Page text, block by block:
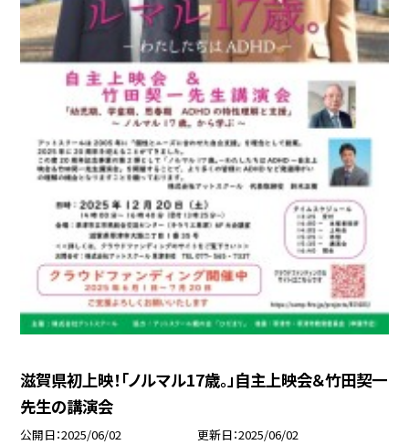
滋賀県初上映！「ノルマル17歳。」自主上映会＆竹田契一
先生の講演会
公開日 2025/06/02 更新日 2025/06/02